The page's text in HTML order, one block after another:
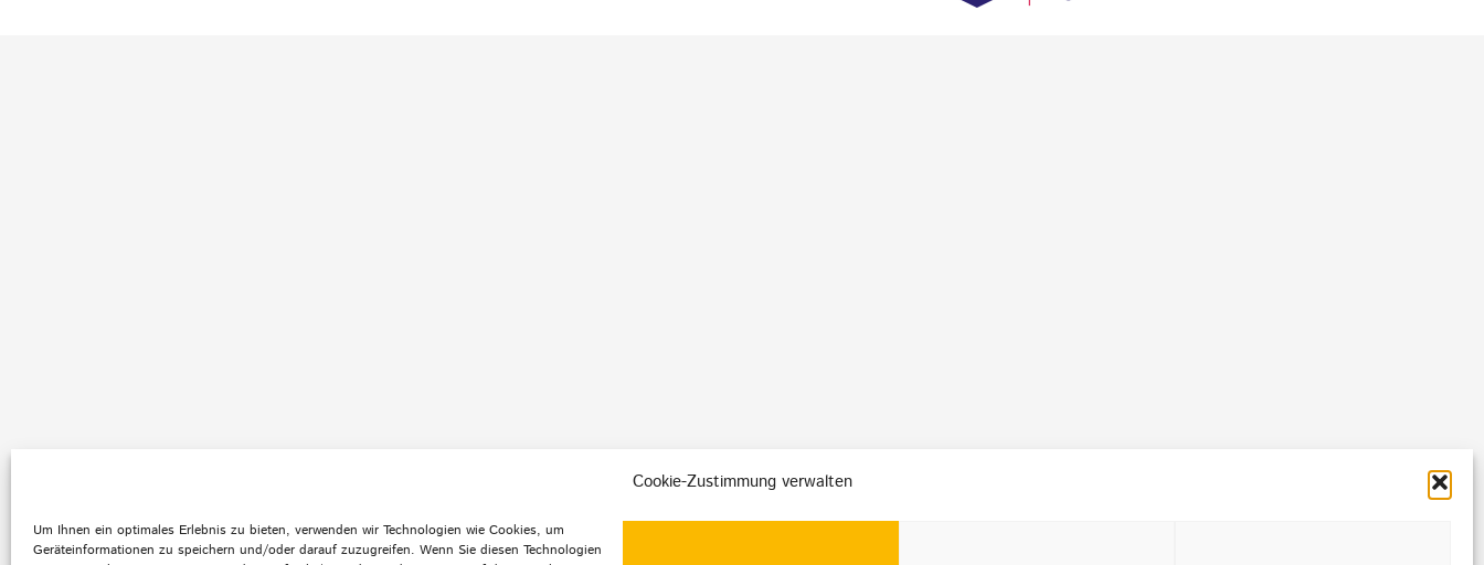
Cookie-Zustimmung verwalten
Um Ihnen ein optimales Erlebnis zu bieten, verwenden wir Technologien wie Cookies, um
Geräteinformationen zu speichern und/oder darauf zuzugreifen. Wenn Sie diesen Technologien